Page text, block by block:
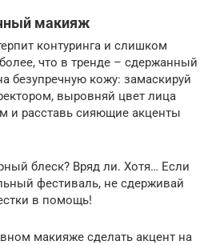
макияж
контуринга и слишком
что в тренде – сдержанный
безупречную кожу: замаскируй
выровняй цвет лица
и расставь сияющие акценты
блеск? Вряд ли. Хотя… Если
фестиваль, не сдерживай
в помощь!
макияже сделать акцент на